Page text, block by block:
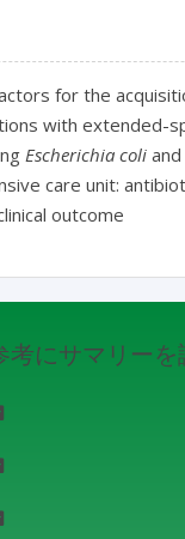
for the
with extended-
Escherichia coli and
care unit:
outcome
考にサマリーを